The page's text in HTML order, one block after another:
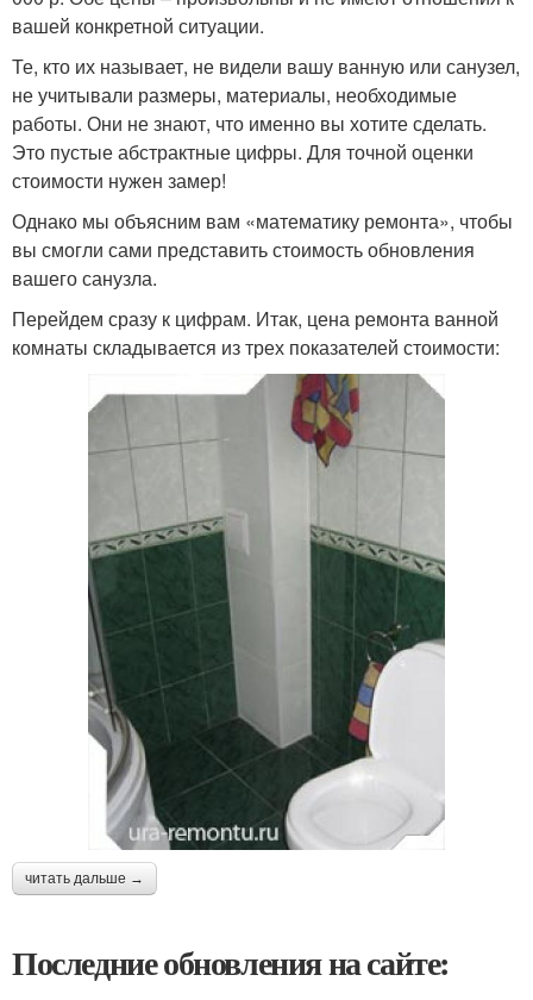
вашей конкретной ситуации.
Те, кто их называет, не видели вашу ванную или санузел,
не учитывали размеры, материалы, необходимые
работы. Они не знают, что именно вы хотите сделать.
Это пустые абстрактные цифры. Для точной оценки
стоимости нужен замер!
Однако мы объясним вам «математику ремонта», чтобы
вы смогли сами представить стоимость обновления
вашего санузла.
Перейдем сразу к цифрам. Итак, цена ремонта ванной
комнаты складывается из трех показателей стоимости:
читать дальше →
Последние обновления на сайте: